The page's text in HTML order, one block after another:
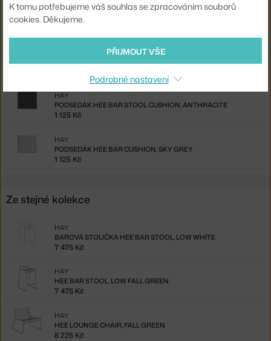
Ste zo Slovenska? Prejdite naBarová stolička Hee, high grey
Shopping from the EU? Switch to
Související produkty
PODSEDÁK HEE BAR STOOL CUSHION, ANTHRACITE
HAY
1 125 Kč
PODSEDÁK HEE BAR CUSHION, SKY GREY
HAY
1 125 Kč
Ze stejné kolekce
BAROVÁ STOLIČKA HEE BAR STOOL, LOW WHITE
HAY
7 475 Kč
HEE BAR STOOL, LOW FALL GREEN
HAY
7 475 Kč
HEE LOUNGE CHAIR, FALL GREEN
HAY
8 225 Kč
K tomu potřebujeme váš souhlas se zpracováním souborů
cookies. Děkujeme.
PŘIJMOUT VŠE
Podrobné nastavení